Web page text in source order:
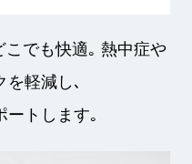
でも快適｡ 熱中症や
を軽減し､
ートします｡